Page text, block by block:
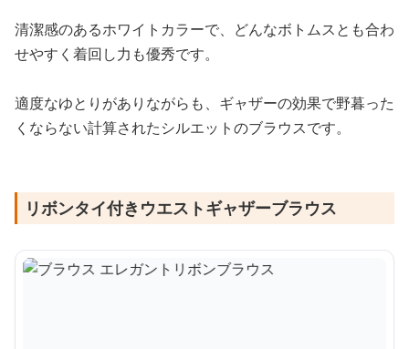
清潔感のあるホワイトカラーで、どんなボトムスとも合わ
せやすく着回し力も優秀です。
適度なゆとりがありながらも、ギャザーの効果で野暮った
くならない計算されたシルエットのブラウスです。
リボンタイ付きウエストギャザーブラウス